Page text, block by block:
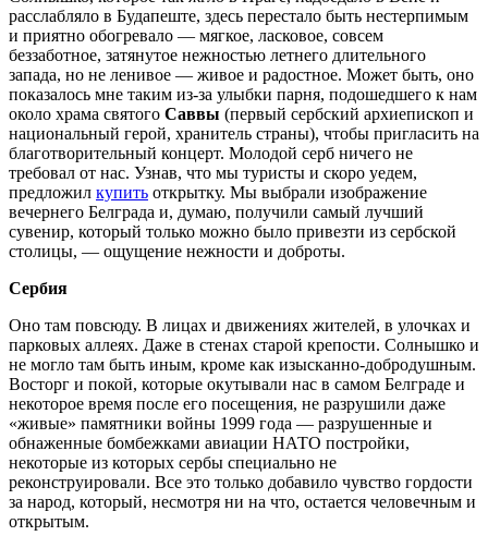
расслабляло в Будапеште, здесь перестало быть нестерпимым
и приятно обогревало — мягкое, ласковое, совсем
беззаботное, затянутое нежностью летнего длительного
запада, но не ленивое — живое и радостное. Может быть, оно
показалось мне таким из-за улыбки парня, подошедшего к нам
около храма святого Саввы (первый сербский архиепископ и
национальный герой, хранитель страны), чтобы пригласить на
благотворительный концерт. Молодой серб ничего не
требовал от нас. Узнав, что мы туристы и скоро уедем,
предложил купить открытку. Мы выбрали изображение
вечернего Белграда и, думаю, получили самый лучший
сувенир, который только можно было привезти из сербской
столицы, — ощущение нежности и доброты.
Сербия
Оно там повсюду. В лицах и движениях жителей, в улочках и
парковых аллеях. Даже в стенах старой крепости. Солнышко и
не могло там быть иным, кроме как изысканно-добродушным.
Восторг и покой, которые окутывали нас в самом Белграде и
некоторое время после его посещения, не разрушили даже
«живые» памятники войны 1999 года — разрушенные и
обнаженные бомбежками авиации НАТО постройки,
некоторые из которых сербы специально не
реконструировали. Все это только добавило чувство гордости
за народ, который, несмотря ни на что, остается человечным и
открытым.